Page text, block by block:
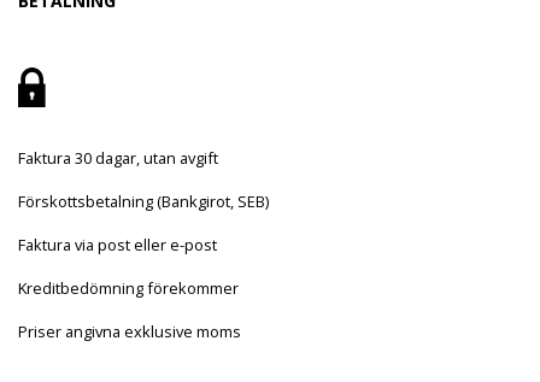
Faktura 30 dagar, utan avgift
Förskottsbetalning (Bankgirot, SEB)
Faktura via post eller e-post
Kreditbedömning förekommer
Priser angivna exklusive moms